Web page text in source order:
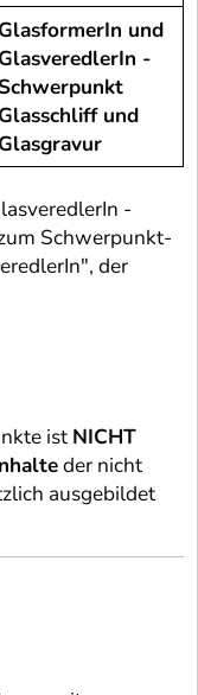
GlasformerIn und
GlasveredlerIn -
Schwerpunkt
Glasschliff und
Glasgravur
-
Schwerpunkt-
der
istNICHT
der nicht
ausgebildet